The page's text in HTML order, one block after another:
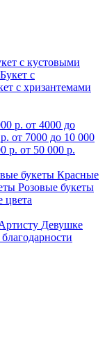
с кустовыми
Букет с
с хризантемами
р. от 4000 до
от 7000 до 10 000
р. от 50 000 р.
букеты Красные
Розовые букеты
цвета
Девушке